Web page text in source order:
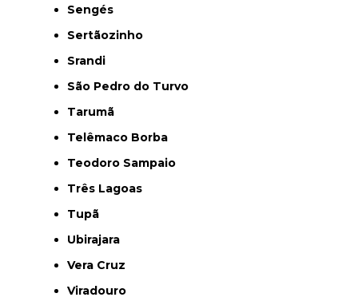
Sengés
Sertãozinho
Srandi
São Pedro do Turvo
Tarumã
Telêmaco Borba
Teodoro Sampaio
Três Lagoas
Tupã
Ubirajara
Vera Cruz
Viradouro